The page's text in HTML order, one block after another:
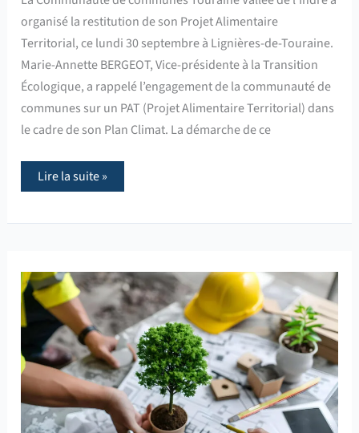
organisé la restitution de son Projet Alimentaire
Territorial, ce lundi 30 septembre à Lignières-de-Touraine.
Marie-Annette BERGEOT, Vice-présidente à la Transition
Écologique, a rappelé l’engagement de la communauté de
communes sur un PAT (Projet Alimentaire Territorial) dans
le cadre de son Plan Climat. La démarche de ce
Lire la suite »
Vallée
de
l’Indre
réalise
des
chantiers
éco-
responsables